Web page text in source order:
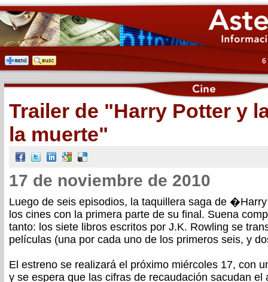
6
Trailer de "Harry Potter y
la muerte"
17 de noviembre de 2010
Luego de seis episodios, la taquillera saga de
los cines con la primera parte de su final. Suena
tanto: los siete libros escritos por J.K. Rowling se
películas (una por cada uno de los primeros seis, y
El estreno se realizará el próximo miércoles 17, con
y se espera que las cifras de recaudación sacudan el